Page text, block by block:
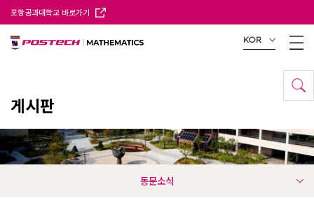
포항공과대학교 바로가기
KOR
게시판
동문소식